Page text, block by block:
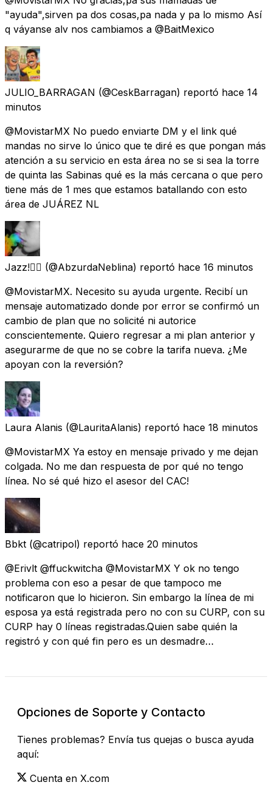
"ayuda",sirven pa dos cosas,pa nada y pa lo mismo Así
q váyanse alv nos cambiamos a @BaitMexico
JULIO_BARRAGAN (@CeskBarragan) reportó hace 14
minutos
@MovistarMX No puedo enviarte DM y el link qué
mandas no sirve lo único que te diré es que pongan más
atención a su servicio en esta área no se si sea la torre
de quinta las Sabinas qué es la más cercana o que pero
tiene más de 1 mes que estamos batallando con esto
área de JUÁREZ NL
Jazz!🏳️‍🌈 (@AbzurdaNeblina) reportó hace 16 minutos
@MovistarMX. Necesito su ayuda urgente. Recibí un
mensaje automatizado donde por error se confirmó un
cambio de plan que no solicité ni autorice
conscientemente. Quiero regresar a mi plan anterior y
asegurarme de que no se cobre la tarifa nueva. ¿Me
apoyan con la reversión?
Laura Alanis (@LauritaAlanis) reportó hace 18 minutos
@MovistarMX Ya estoy en mensaje privado y me dejan
colgada. No me dan respuesta de por qué no tengo
línea. No sé qué hizo el asesor del CAC!
Bbkt (@catripol) reportó hace 20 minutos
@Erivlt @ffuckwitcha @MovistarMX Y ok no tengo
problema con eso a pesar de que tampoco me
notificaron que lo hicieron. Sin embargo la línea de mi
esposa ya está registrada pero no con su CURP, con su
CURP hay 0 líneas registradas.Quien sabe quién la
registró y con qué fin pero es un desmadre…
Opciones de Soporte y Contacto
Tienes problemas? Envía tus quejas o busca ayuda
aquí:
Cuenta en X.com